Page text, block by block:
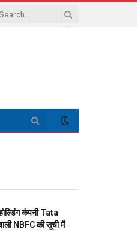
कंपनी Tata
NBFC की सूची में